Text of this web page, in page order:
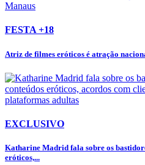
FESTA +18
Atriz de filmes eróticos é atração
EXCLUSIVO
Katharine Madrid fala sobre os
eróticos,...